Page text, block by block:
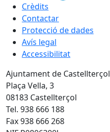
Crèdits
Contactar
Protecció de dades
Avís legal
Accessibilitat
Ajuntament de Castellterçol
Plaça Vella, 3
08183 Castellterçol
Tel. 938 666 188
Fax 938 666 268